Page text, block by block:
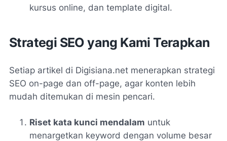
kursus online, dan template digital.
Strategi SEO yang Kami Terapkan
Setiap artikel di Digisiana.net menerapkan strategi
SEO on-page dan off-page, agar konten lebih
mudah ditemukan di mesin pencari.
Riset kata kunci mendalam untuk
menargetkan keyword dengan volume besar